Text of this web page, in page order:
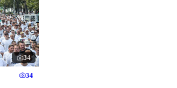
34
34